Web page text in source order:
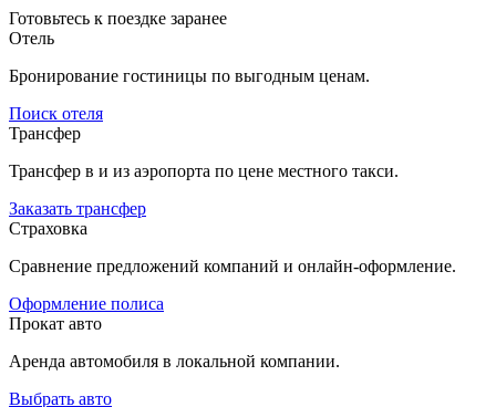
Готовьтесь к поездке заранее
Отель
Бронирование гостиницы по выгодным ценам.
Поиск отеля
Трансфер
Трансфер в и из аэропорта по цене местного такси.
Заказать трансфер
Страховка
Сравнение предложений компаний и онлайн-оформление.
Оформление полиса
Прокат авто
Аренда автомобиля в локальной компании.
Выбрать авто